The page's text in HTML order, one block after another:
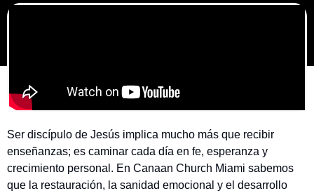
Ser discípulo de Jesús implica mucho más que recibir
enseñanzas; es caminar cada día en fe, esperanza y
crecimiento personal. En Canaan Church Miami sabemos
que la restauración, la sanidad emocional y el desarrollo